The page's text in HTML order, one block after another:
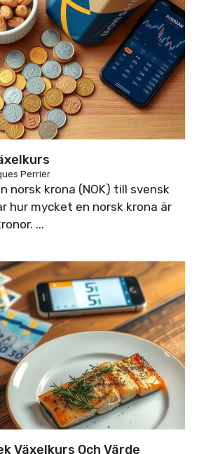
Perrier
norsk krona (NOK) till svensk
hur mycket en norsk krona är
...
Växelkurs Och Värde